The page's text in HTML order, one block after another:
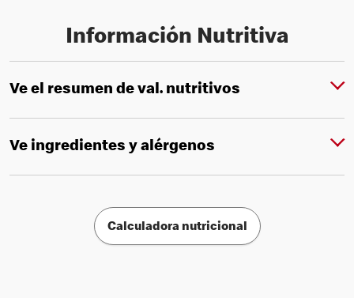
Información Nutritiva
Ve el resumen de val. nutritivos
Ve ingredientes y alérgenos
Calculadora nutricional